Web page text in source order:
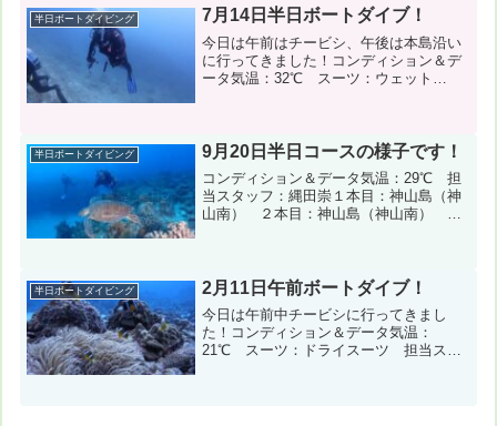
フ：木村真佑美１本目：ラビリンス（チ
ービシ礁神山島） 風...
半日ボートダイビング 7月14日半日ボートダイブ！
今日は午前はチービシ、午後は本島沿い
に行ってきました！コンディション＆デ
ータ気温：32℃ スーツ：ウェット
縄本島（コーラルリー...
半日ボートダイビング 9月20日半日コースの様子です！
コンディション＆データ気温：29℃ 担
当スタッフ：縄田崇１本目：神山島（神
山南） ２本目：神山島（神山南） ３
グ・体験ダイビングに分...
半日ボートダイビング 2月11日午前ボートダイブ！
今日は午前中チービシに行ってきまし
た！コンディション＆データ気温：
21℃ スーツ：ドライスーツ 担当スタ